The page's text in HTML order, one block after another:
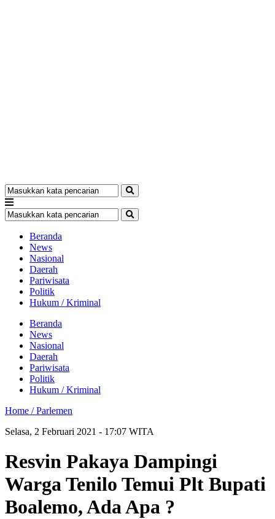
Beranda
News
Nasional
Daerah
Pariwisata
Politik
Hukum / Kriminal
Beranda
News
Nasional
Daerah
Pariwisata
Politik
Hukum / Kriminal
Home /Parlemen
Selasa, 2 Februari 2021 - 17:07 WITA
Resvin Pakaya Dampingi
Warga Tenilo Temui Plt Bupati
Boalemo, Ada Apa ?